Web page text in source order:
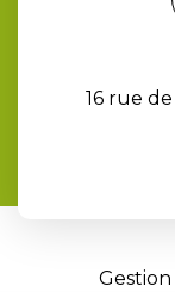
16 rue
Gestion